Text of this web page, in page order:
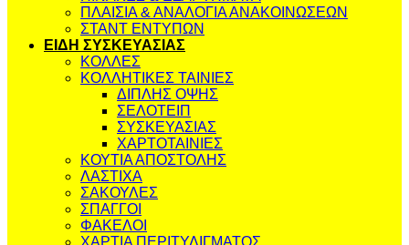
ΠΛΑΙΣΙΑ & ΑΝΑΛΟΓΙΑ ΑΝΑΚΟΙΝΩΣΕΩΝ
ΣΤΑΝΤ ΕΝΤΥΠΩΝ
ΕΙΔΗ ΣΥΣΚΕΥΑΣΙΑΣ
ΚΟΛΛΕΣ
ΚΟΛΛΗΤΙΚΕΣ ΤΑΙΝΙΕΣ
ΔΙΠΛΗΣ ΟΨΗΣ
ΣΕΛΟΤΕΙΠ
ΣΥΣΚΕΥΑΣΙΑΣ
ΧΑΡΤΟΤΑΙΝΙΕΣ
ΚΟΥΤΙΑ ΑΠΟΣΤΟΛΗΣ
ΛΑΣΤΙΧΑ
ΣΑΚΟΥΛΕΣ
ΣΠΑΓΓΟΙ
ΦΑΚΕΛΟΙ
ΧΑΡΤΙΑ ΠΕΡΙΤΥΛΙΓΜΑΤΟΣ